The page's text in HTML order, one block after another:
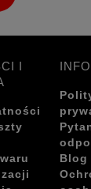
I
Blog